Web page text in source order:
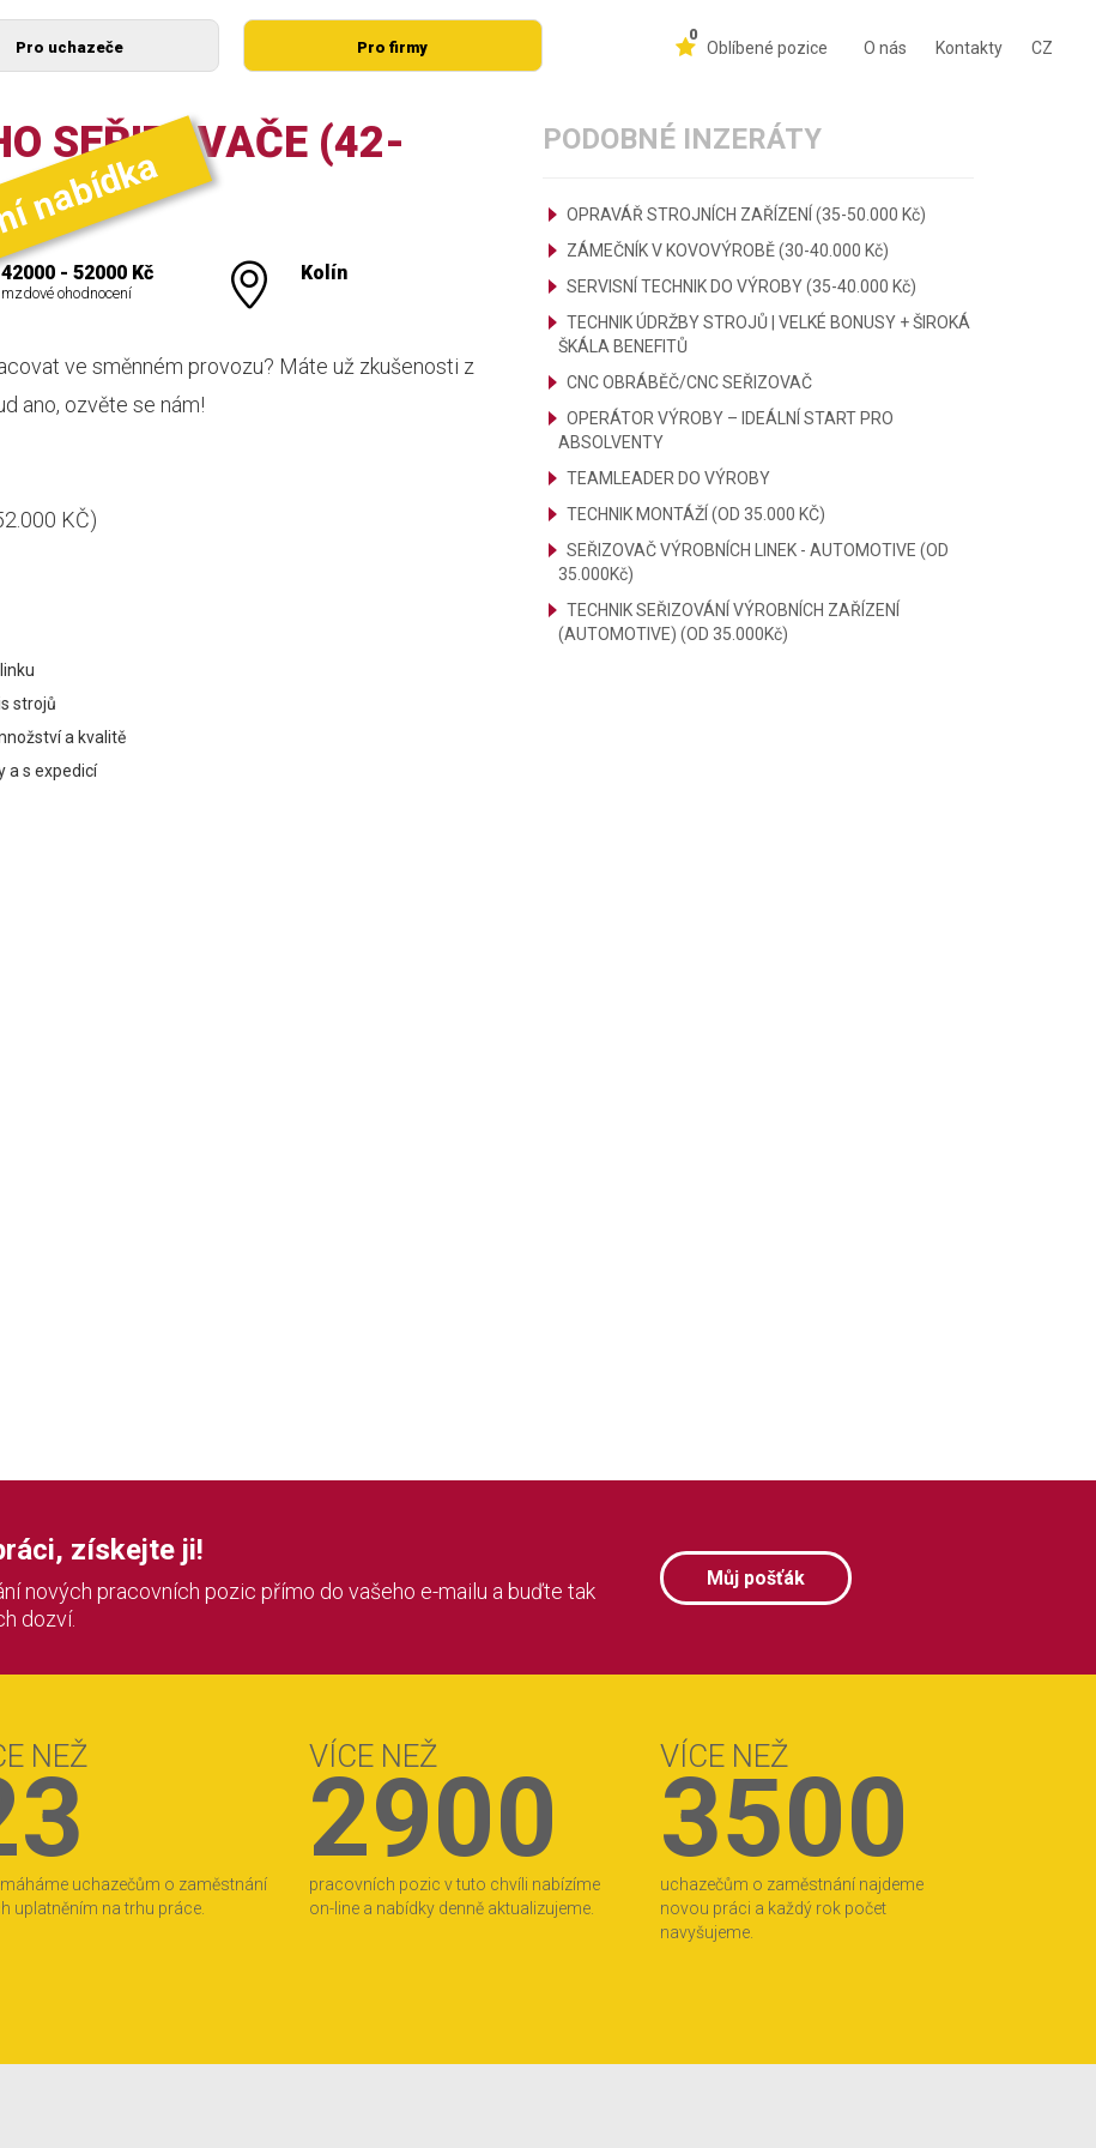
Pro uchazeče Pro firmy
0
Oblíbené pozice O nás Kontakty CZ
SEŘIZOVAČE (42-
nabídka
42000 - 52000 Kč
mzdové ohodnocení
Kolín
ve směnném provozu? Máte už zkušenosti z
ano, ozvěte se nám!
KČ)
strojů
a kvalitě
a s expedicí
PODOBNÉ INZERÁTY
OPRAVÁŘ STROJNÍCH ZAŘÍZENÍ (35-50.000 Kč)
ZÁMEČNÍK V KOVOVÝROBĚ (30-40.000 Kč)
SERVISNÍ TECHNIK DO VÝROBY (35-40.000 Kč)
TECHNIK ÚDRŽBY STROJŮ | VELKÉ BONUSY + ŠIROKÁ
ŠKÁLA BENEFITŮ
CNC OBRÁBĚČ/CNC SEŘIZOVAČ
OPERÁTOR VÝROBY – IDEÁLNÍ START PRO
ABSOLVENTY
TEAMLEADER DO VÝROBY
TECHNIK MONTÁŽÍ (OD 35.000 KČ)
SEŘIZOVAČ VÝROBNÍCH LINEK - AUTOMOTIVE (OD
35.000Kč)
TECHNIK SEŘIZOVÁNÍ VÝROBNÍCH ZAŘÍZENÍ
(AUTOMOTIVE) (OD 35.000Kč)
získejte ji!
nových pracovních pozic přímo do vašeho e-mailu a buďte tak
dozví.
Můj pošťák
NEŽ
uchazečům o zaměstnání
uplatněním na trhu práce.
VÍCE NEŽ
2900
pracovních pozic v tuto chvíli nabízíme
on-line a nabídky denně aktualizujeme.
VÍCE NEŽ
3500
uchazečům o zaměstnání najdeme
novou práci a každý rok počet
navyšujeme.